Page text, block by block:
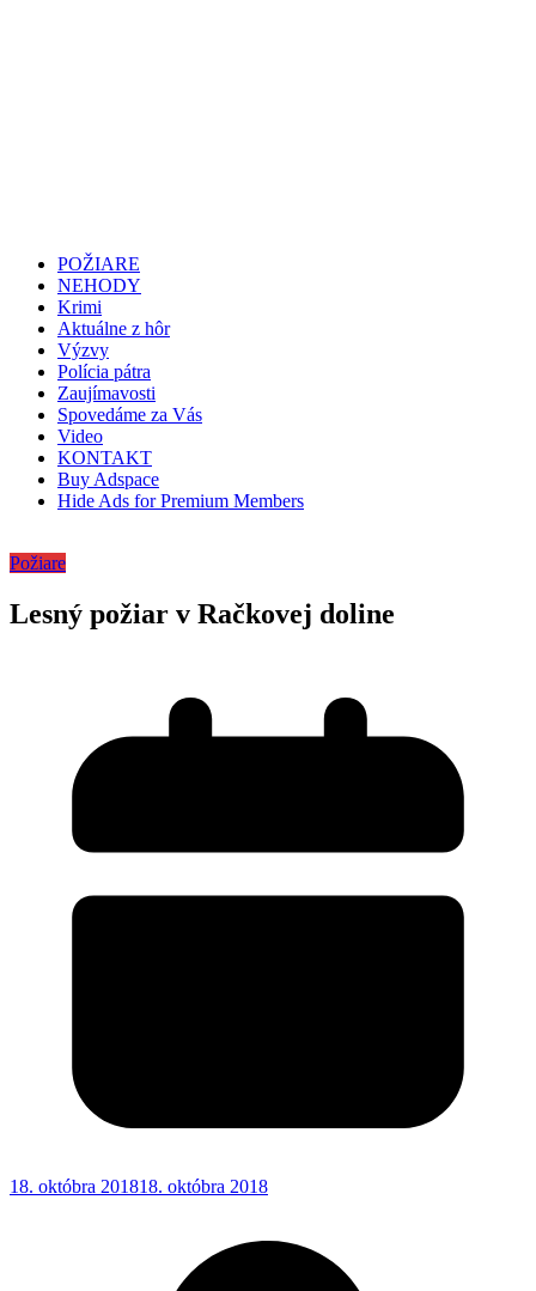
POŽIARE
NEHODY
Krimi
Aktuálne z hôr
Výzvy
Polícia pátra
Zaujímavosti
Spovedáme za Vás
Video
KONTAKT
Buy Adspace
Hide Ads for Premium Members
Požiare
Lesný požiar v Račkovej doline
18. októbra 201818. októbra 2018